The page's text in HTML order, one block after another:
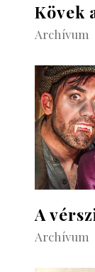
Kövek
Archívum
A
Archívum